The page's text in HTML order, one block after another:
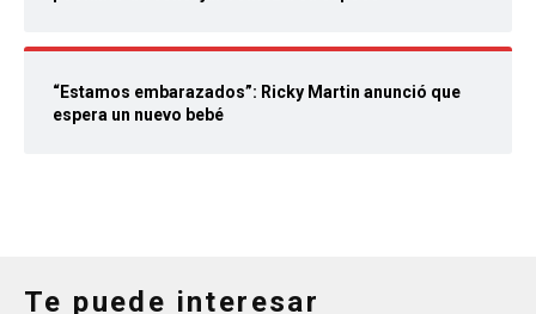
“Estamos embarazados”: Ricky Martin anunció que
espera un nuevo bebé
Te puede interesar